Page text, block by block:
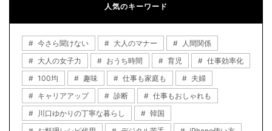
人気のキーワード
今さら聞けない 大人のマナー
人間関係
大人の女子力
おうち時間 育児
仕事効率化
100均
趣味 仕事も家庭も
夫婦
キャリアアップ
診断
仕事もおしゃれも
川口ゆかりの丁寧な暮らし
韓国